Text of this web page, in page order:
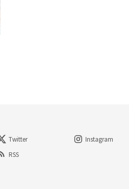
Twitter
Instagram
RSS